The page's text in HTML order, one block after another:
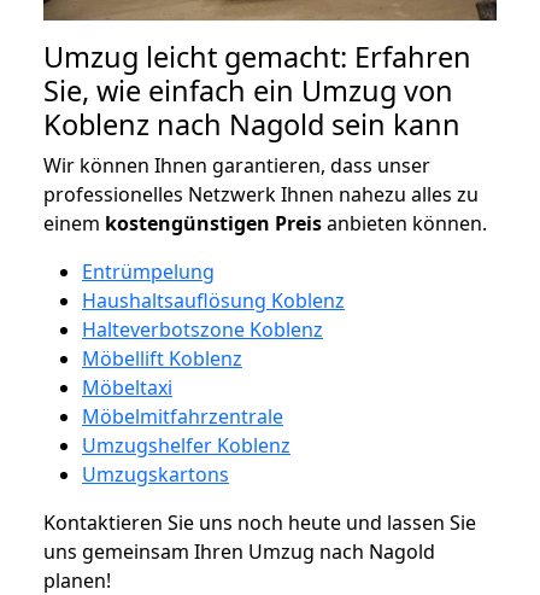
Umzug leicht gemacht: Erfahren
Sie, wie einfach ein Umzug von
Koblenz nach Nagold sein kann
Wir können Ihnen garantieren, dass unser
professionelles Netzwerk Ihnen nahezu alles zu
einem kostengünstigen Preisanbieten können.
Entrümpelung
Haushaltsauflösung Koblenz
Halteverbotszone Koblenz
Möbellift Koblenz
Möbeltaxi
Möbelmitfahrzentrale
Umzugshelfer Koblenz
Umzugskartons
Kontaktieren Sie uns noch heute und lassen Sie
uns gemeinsam Ihren Umzug nach Nagold
planen!